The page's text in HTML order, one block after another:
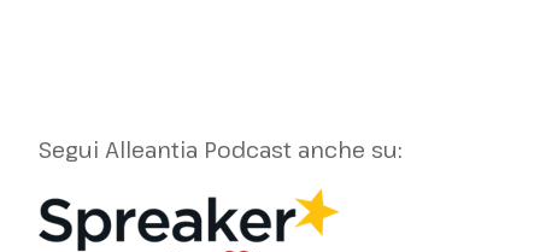
Segui Alleantia Podcast anche su: